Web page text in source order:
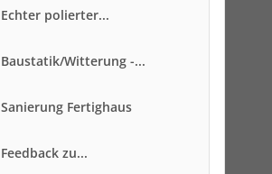
Echter polierter...
Baustatik/Witterung -...
Sanierung Fertighaus
Feedback zu...